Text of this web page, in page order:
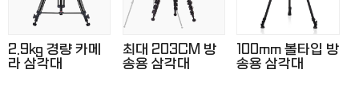
2.9kg 경량 카메
라 삼각대
최대 203CM 방
송용 삼각대
100mm 볼타입 방
송용 삼각대